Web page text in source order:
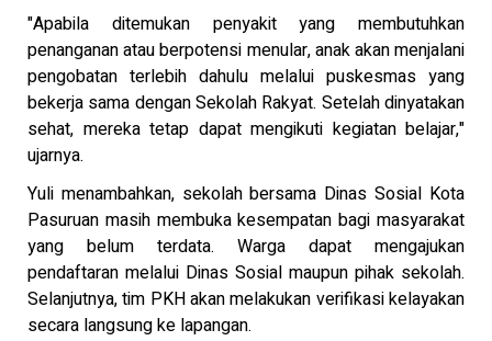
"Apabila ditemukan penyakit yang membutuhkan
penanganan atau berpotensi menular, anak akan menjalani
pengobatan terlebih dahulu melalui puskesmas yang
bekerja sama dengan Sekolah Rakyat. Setelah dinyatakan
sehat, mereka tetap dapat mengikuti kegiatan belajar,"
ujarnya.
Yuli menambahkan, sekolah bersama Dinas Sosial Kota
Pasuruan masih membuka kesempatan bagi masyarakat
yang belum terdata. Warga dapat mengajukan
pendaftaran melalui Dinas Sosial maupun pihak sekolah.
Selanjutnya, tim PKH akan melakukan verifikasi kelayakan
secara langsung ke lapangan.